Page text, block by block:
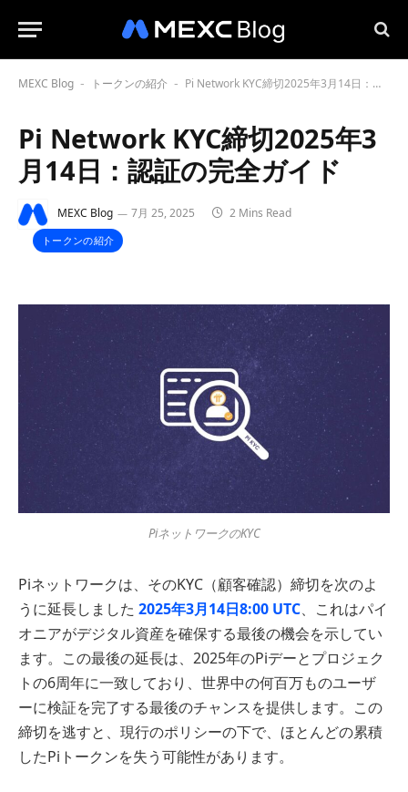
MEXC Blog - トークンの紹介 - Pi Network KYC締切2025年3月14日：認証の完全ガイド
Pi Network KYC締切2025年3
月14日：認証の完全ガイド
MEXC Blog 7月 25, 2025 2 Mins Read
トークンの紹介
PiネットワークのKYC
Piネットワークは、そのKYC（顧客確認）締切を次のよ
うに延長しました 2025年3月14日8:00 UTC、これはパイ
オニアがデジタル資産を確保する最後の機会を示してい
ます。この最後の延長は、2025年のPiデーとプロジェク
トの6周年に一致しており、世界中の何百万ものユーザ
ーに検証を完了する最後のチャンスを提供します。この
締切を逃すと、現行のポリシーの下で、ほとんどの累積
したPiトークンを失う可能性があります。